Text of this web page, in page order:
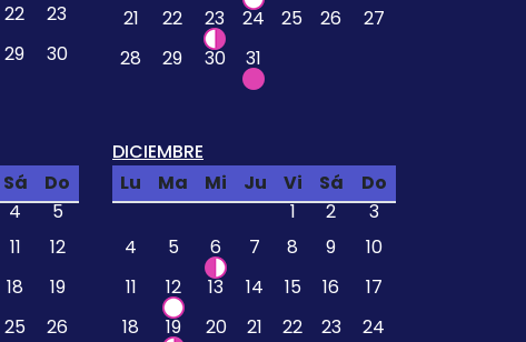
22
23
29
30
21
22 23 24 25 26
27
28
29 30 31
Sá
Do
4
5
11
12
18
19
25
26
DICIEMBRE
Lu
Ma Mi Ju Vi Sá
Do
1
2
3
4
5 6 7 8 9
10
11
12 13 14 15 16
17
18
19 20 21 22 23
24